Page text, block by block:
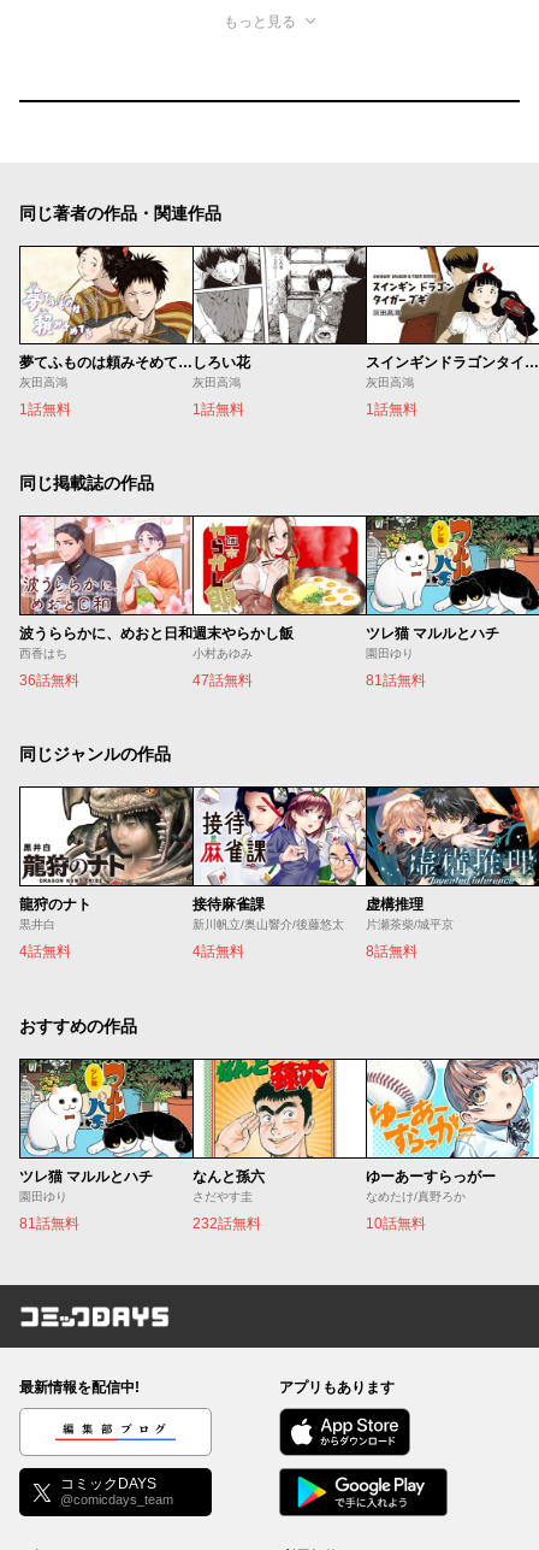
もっと見る
同じ著者の作品・関連作品
夢てふものは頼みそめてき Daydream Believers
灰田高鴻
1話無料
しろい花
灰田高鴻
1話無料
スインギンドラゴンタイガーブギ
灰田高鴻
1話無料
同じ掲載誌の作品
波うららかに、めおと日和
西香はち
36話無料
週末やらかし飯
小村あゆみ
47話無料
ツレ猫 マルルとハチ
園田ゆり
81話無料
同じジャンルの作品
龍狩のナト
黒井白
4話無料
接待麻雀課
新川帆立/奥山響介/後藤悠太
4話無料
虚構推理
片瀬茶柴/城平京
8話無料
おすすめの作品
ツレ猫 マルルとハチ
園田ゆり
81話無料
なんと孫六
さだやす圭
232話無料
ゆーあーすらっがー
なめたけ/真野ろか
10話無料
コミックDAYS
最新情報を配信中!
編集部ブログ
コミックDAYS
@comicdays_team
アプリもあります